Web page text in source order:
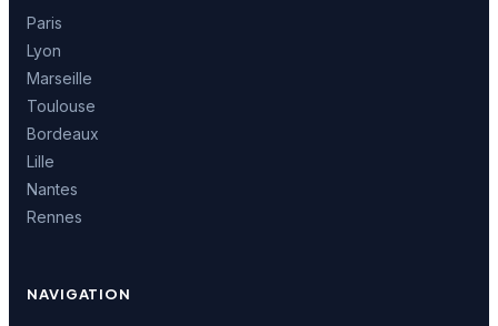
Paris
Lyon
Marseille
Toulouse
Bordeaux
Lille
Nantes
Rennes
NAVIGATION